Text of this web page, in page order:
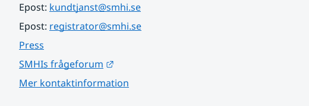
Epost: kundtjanst@smhi.se
Epost: registrator@smhi.se
Press
SMHIs frågeforum
Mer kontaktinformation